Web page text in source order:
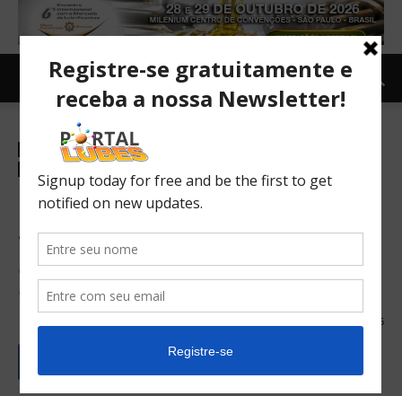
Revista Lube em Foco on-line
Remoção de Verniz em
Sistemas Lubrificados
Protocolo Integrado com Resultados Comprovados em
Redutor e Acionamento Hidráulico
106